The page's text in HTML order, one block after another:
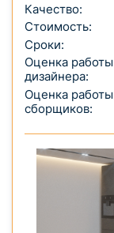
Качество:
Стоимость:
Сроки:
Оценка работы
дизайнера:
Оценка работы
сборщиков: